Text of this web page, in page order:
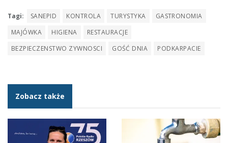
Tagi: SANEPID KONTROLA TURYSTYKA
GASTRONOMIA
MAJÓWKA
HIGIENA
RESTAURACJE
BEZPIECZENSTWO ZYWNOSCI
GOŚĆ DNIA PODKARPACIE
Zobacz także